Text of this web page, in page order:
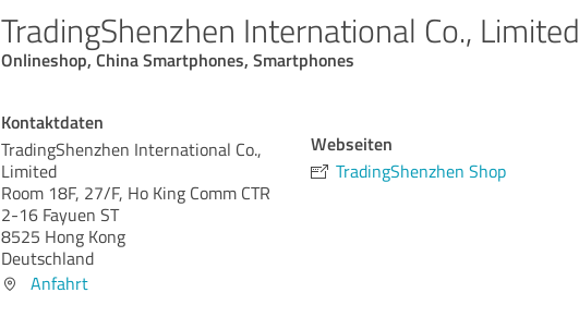
TradingShenzhen International Co., Limited
Onlineshop, China Smartphones, Smartphones
Kontaktdaten
TradingShenzhen International Co.,
Limited
Room 18F, 27/F, Ho King Comm CTR
2-16 Fayuen ST
8525 Hong Kong
Deutschland
Anfahrt
Webseiten
TradingShenzhen Shop